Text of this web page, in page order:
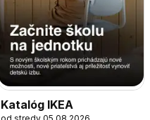
Katalóg IKEA